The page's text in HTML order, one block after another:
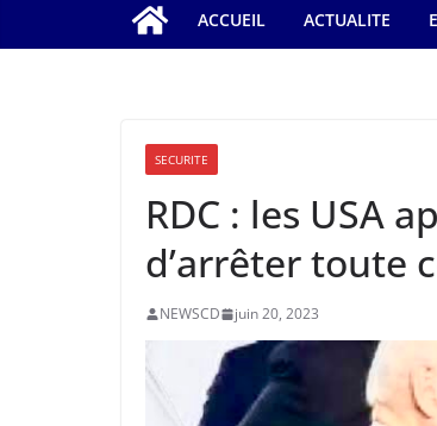
ACCUEIL ACTUALITE
SECURITE
RDC : les USA
d’arrêter toute
NEWSCD juin 20, 2023